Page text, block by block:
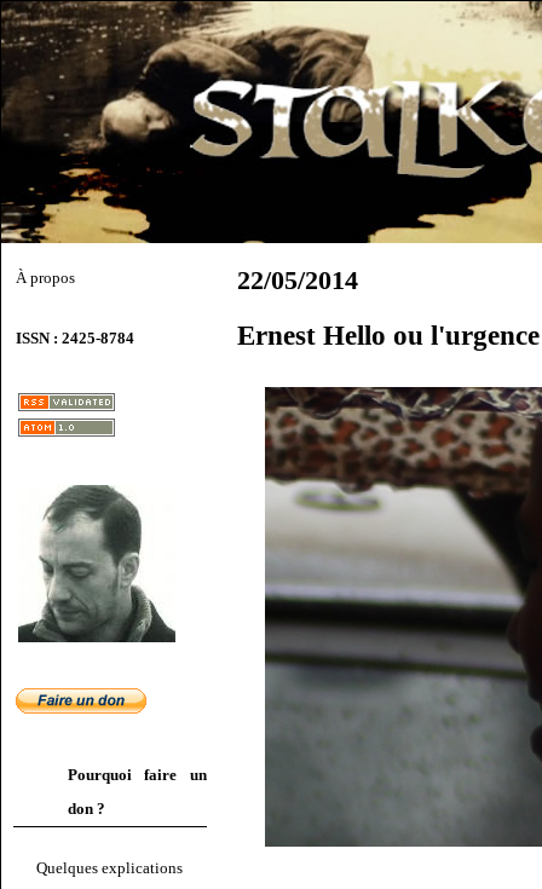
À propos
ISSN : 2425-8784
Pourquoi faire un
don ?
Quelques explications
22/05/2014
Ernest Hello ou